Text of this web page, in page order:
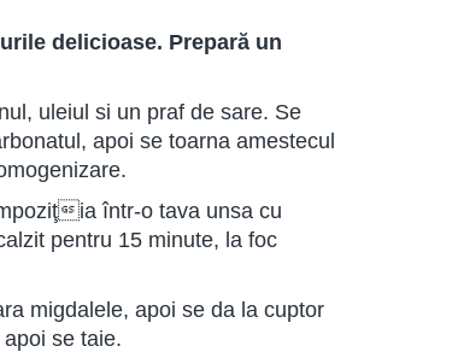
delicioase. Prepară un
uleiul si un praf de sare. Se
apoi se toarna amestecul
ia într-o tava unsa cu
pentru 15 minute, la foc
migdalele, apoi se da la cuptor
se taie.